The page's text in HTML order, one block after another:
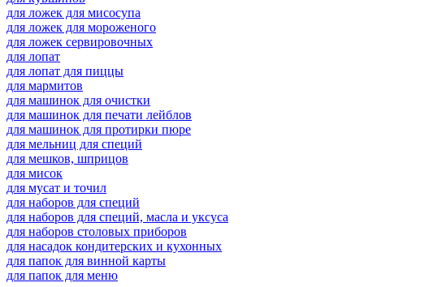
для ложек для мисосупа
для ложек для мороженого
для ложек сервировочных
для лопат
для лопат для пиццы
для мармитов
для машинок для очистки
для машинок для печати лейблов
для машинок для протирки пюре
для мельниц для специй
для мешков, шприцов
для мисок
для мусат и точил
для наборов для специй
для наборов для специй, масла и уксуса
для наборов столовых приборов
для насадок кондитерских и кухонных
для папок для винной карты
для папок для меню